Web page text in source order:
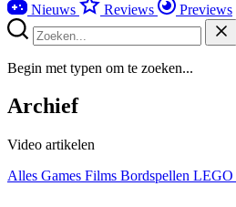
Nieuws
Reviews Previews
Begin met typen om te zoeken...
Archief
Video artikelen
Alles Games Films Bordspellen LEGO